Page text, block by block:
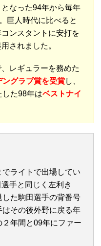
なった94年から毎年
巨人時代に比べると
ンスタントに安打を
されました。
レギュラーを務めた
グラブ賞を受賞し、
た98年はベストナイ
ライトで出場してい
手と同じく左利き
た駒田選手の背番号
その後外野に戻る年
年間と09年にファー